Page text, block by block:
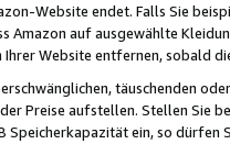
Website endet. Falls Sie
Amazon auf ausgewählte
Ihrer Website entfernen, sobald
täuschenden
Preise aufstellen. Stellen Sie
Speicherkapazität ein, so dürfen